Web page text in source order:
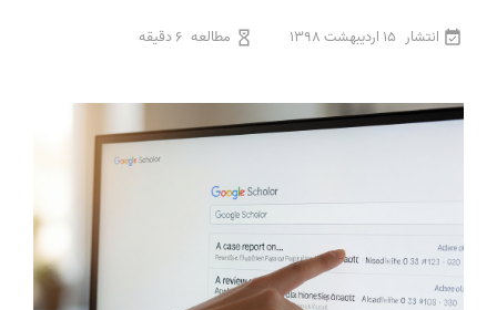
انتشار 15 اردیبهشت 1398 مطالعه 6 دقیقه